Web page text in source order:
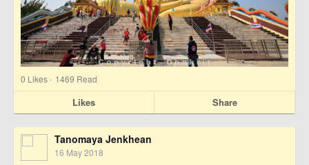
0 Likes · 1469 Read
Likes Share
Tanomaya Jenkhean
16 May 2018